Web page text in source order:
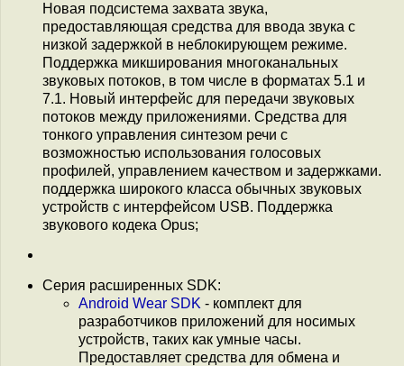
Новая подсистема захвата звука,
предоставляющая средства для ввода звука с
низкой задержкой в неблокирующем режиме.
Поддержка микширования многоканальных
звуковых потоков, в том числе в форматах 5.1 и
7.1. Новый интерфейс для передачи звуковых
потоков между приложениями. Средства для
тонкого управления синтезом речи с
возможностью использования голосовых
профилей, управлением качеством и задержками.
поддержка широкого класса обычных звуковых
устройств с интерфейсом USB. Поддержка
звукового кодека Opus;
Серия расширенных SDK:
Android Wear SDK - комплект для
разработчиков приложений для носимых
устройств, таких как умные часы.
Предоставляет средства для обмена и